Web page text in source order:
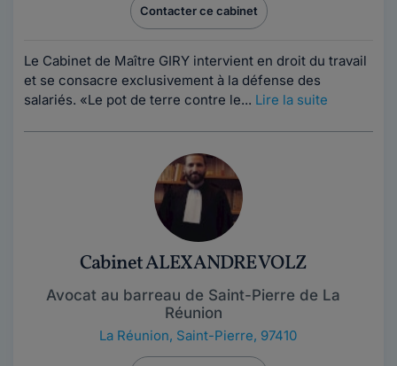
Contacter ce cabinet
Le Cabinet de Maître GIRY intervient en droit du travail
et se consacre exclusivement à la défense des
salariés. «Le pot de terre contre le... Lire la suite
Cabinet ALEXANDRE VOLZ
Avocat au barreau de Saint-Pierre de La
Réunion
La Réunion, Saint-Pierre, 97410